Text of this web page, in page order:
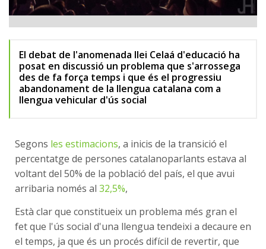
El debat de l'anomenada llei Celaá d'educació ha
posat en discussió un problema que s'arrossega
des de fa força temps i que és el progressiu
abandonament de la llengua catalana com a
llengua vehicular d'ús social
Segons les estimacions, a inicis de la transició el
percentatge de persones catalanoparlants estava al
voltant del 50% de la població del país, el que avui
arribaria només al 32,5%,
Està clar que constitueix un problema més gran el
fet que l'ús social d'una llengua tendeixi a decaure en
el temps, ja que és un procés difícil de revertir, que